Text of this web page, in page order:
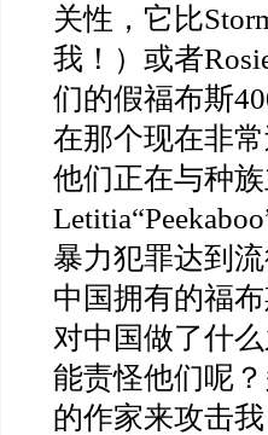
关性，它比
我！）或者
们的假福布斯
在那个现在非
他们正在与种
暴力犯罪达到流
中国拥有的福
对中国做了什
能责怪他们呢
的作家来攻击